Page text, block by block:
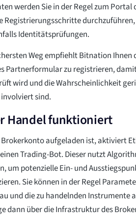
werden Sie in der Regel zum
Registrierungsschritte
Identitätsprüfungen.
Weg empfiehlt Bitnation Ihnen
Partnerformular zu registrieren,
wird und die Wahrscheinlichkeit
sind.
Handel funktioniert
aufgeladen ist, aktiviert
Trading-Bot. Dieser nutzt
um potenzielle Ein- und
Sie können in der Regel
und die zu handelnden Instrumente
dann über die Infrastruktur des